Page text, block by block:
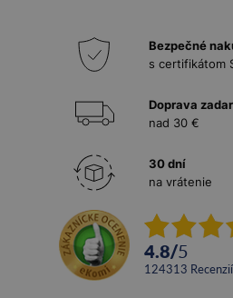
Bezpečné
s certifikátom
Doprava
nad 30 €
30 dní
na vrátenie
4.8/5
124313 recenzií